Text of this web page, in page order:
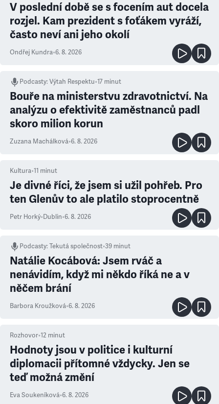
V poslední době se s focením aut docela
rozjel. Kam prezident s foťákem vyráží,
často neví ani jeho okolí
Ondřej Kundra•6. 8. 2026
Podcasty:Výtah Respektu•17 minut
Bouře na ministerstvu zdravotnictví. Na
analýzu o efektivitě zaměstnanců padl
skoro milion korun
Zuzana Machálková•6. 8. 2026
Kultura•11 minut
Je divné říci, že jsem si užil pohřeb. Pro
ten Glenův to ale platilo stoprocentně
Petr Horký•Dublin•6. 8. 2026
Podcasty:Tekutá společnost•39 minut
Natálie Kocábová: Jsem rváč a
nenávidím, když mi někdo říká ne a v
něčem brání
Barbora Kroužková•6. 8. 2026
Rozhovor•12 minut
Hodnoty jsou v politice i kulturní
diplomacii přítomné vždycky. Jen se
teď možná změní
Eva Soukeníková•6. 8. 2026